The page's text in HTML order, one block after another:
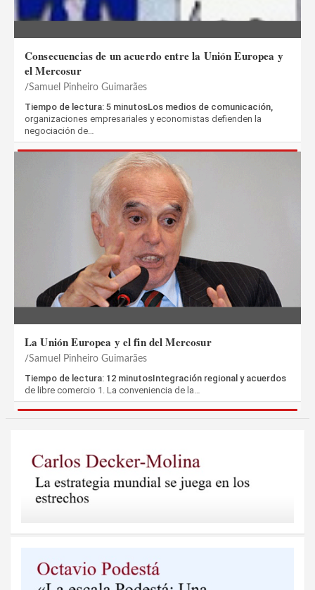
Consecuencias de un acuerdo entre la Unión Europea y
el Mercosur
Samuel Pinheiro Guimarães
Tiempo de lectura: 5 minutosLos medios de comunicación,
organizaciones empresariales y economistas defienden la
negociación de…
La Unión Europea y el fin del Mercosur
Samuel Pinheiro Guimarães
Tiempo de lectura: 12 minutosIntegración regional y acuerdos
de libre comercio 1. La conveniencia de la…